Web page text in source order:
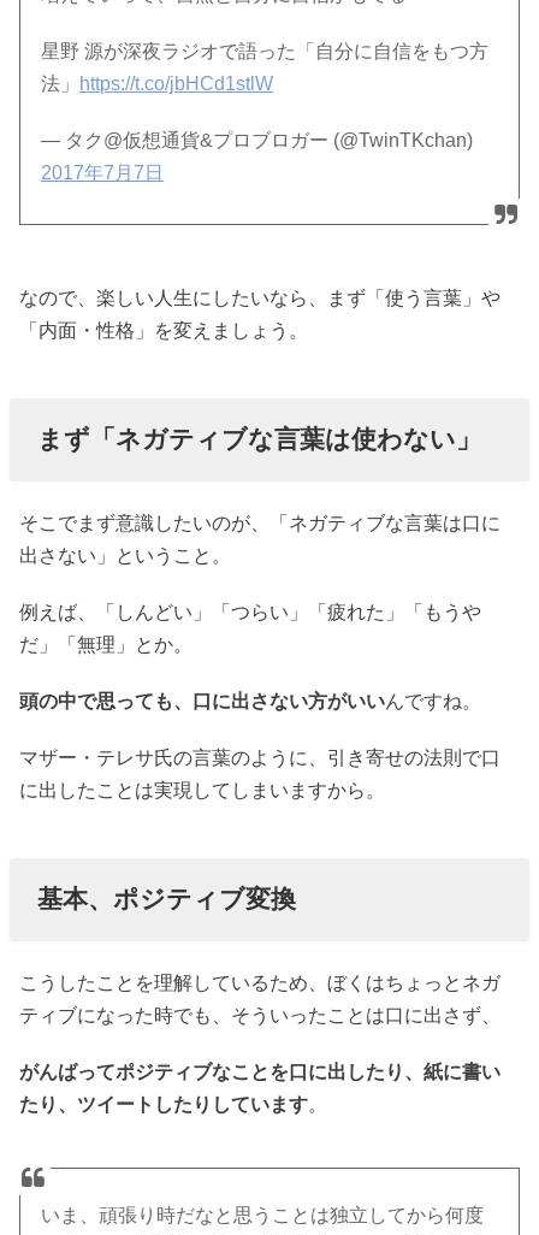
星野 源が深夜ラジオで語った「自分に自信をもつ方
法」
https://t.co/jbHCd1stlW
— タク@仮想通貨&プロブロガー (@TwinTKchan)
2017年7月7日
なので、楽しい人生にしたいなら、まず「使う言葉」や
「内面・性格」を変えましょう。
まず「ネガティブな言葉は使わない」
そこでまず意識したいのが、「ネガティブな言葉は口に
出さない」ということ。
例えば、「しんどい」「つらい」「疲れた」「もうや
だ」「無理」とか。
頭の中で思っても、口に出さない方がいいんですね。
マザー・テレサ氏の言葉のように、引き寄せの法則で口
に出したことは実現してしまいますから。
基本、ポジティブ変換
こうしたことを理解しているため、ぼくはちょっとネガ
ティブになった時でも、そういったことは口に出さず、
がんばってポジティブなことを口に出したり、紙に書い
たり、ツイートしたりしています。
いま、頑張り時だなと思うことは独立してから何度